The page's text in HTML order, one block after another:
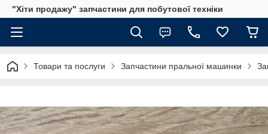
"Хіти продажу" запчастини для побутової техніки
Товари та послуги Запчастини пральної машинки